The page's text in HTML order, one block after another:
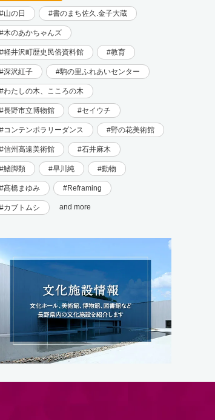
山の日 書のまち佐久.金子大蔵
木のあかちゃんズ
軽井沢町歴史民俗資料館 教育
深沢紅子 駒の里ふれあいセンター
わたしの木、こころの木
長野市立博物館 セイウチ
コンテンポラリーダンス 野の花美術館
信州高遠美術館 石井麻木
鰭脚類 早川純 動物
髙橋まゆみ Reframing
カブトムシ and more